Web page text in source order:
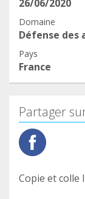
26/06/2020
Domaine
Défense des
Pays
France
Partager
Copie et colle